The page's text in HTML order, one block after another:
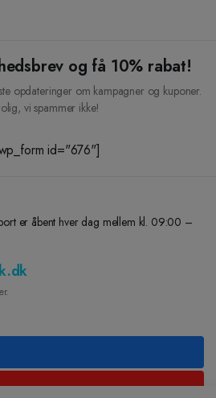
og få 10% rabat!
opdateringer om kampagner og kuponer.
vi spammer ikke!
id="676"]
er åbent hver dag mellem kl. 09:00 –